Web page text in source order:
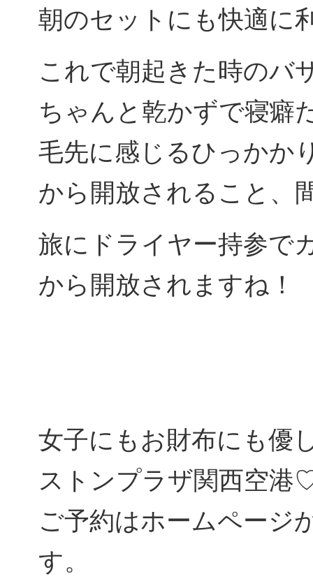
朝のセットにも快適に
これで朝起きた時のバ
ちゃんと乾かずで寝癖
毛先に感じるひっかか
から開放されること
旅にドライヤー持参で
から開放されますね！
女子にもお財布にも優
ストンプラザ関西空港
ご予約はホームページ
す。